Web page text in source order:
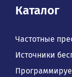
Каталог
Частотные
Источники